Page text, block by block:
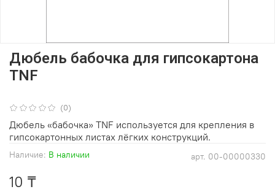
(0)
арт. 00-00000330
Наличие: В наличии
Дюбель бабочка для гипсокартона
TNF
10 ₸
Дюбель «бабочка» TNF используется для крепления в
гипсокартонных листах лёгких конструкций.